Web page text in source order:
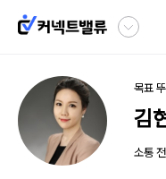
목표
김
소통